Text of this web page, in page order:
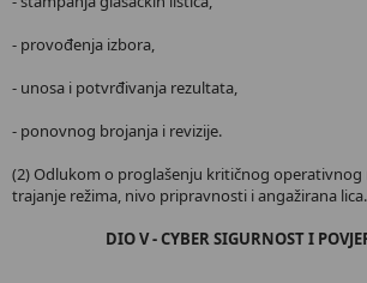
- provođenja izbora,
- unosa i potvrđivanja rezultata,
- ponovnog brojanja i revizije.
(2) Odlukom o proglašenju kritičnog operativnog
trajanje režima, nivo pripravnosti i angažirana lica.
DIO V - CYBER SIGURNOST I